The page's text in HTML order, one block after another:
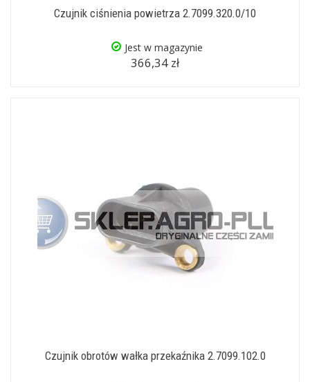
Czujnik ciśnienia powietrza 2.7099.320.0/10
Jest w magazynie
366,34 zł
Czujnik obrotów wałka przekaźnika 2.7099.102.0